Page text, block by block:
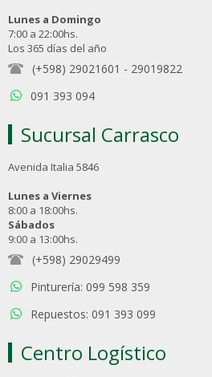
Lunes a Domingo
7:00 a 22:00hs.
Los 365 días del año
(+598) 29021601 - 29019822
091 393 094
Sucursal Carrasco
Avenida Italia 5846
Lunes a Viernes
8:00 a 18:00hs.
Sábados
9:00 a 13:00hs.
(+598) 29029499
Pinturería: 099 598 359
Repuestos: 091 393 099
Centro Logístico